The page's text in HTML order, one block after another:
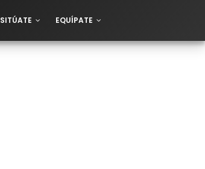
SITÚATE EQUÍPATE